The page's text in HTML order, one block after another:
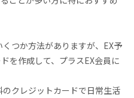
つか方法がありますが、EX予
を作成して、プラスEX会員に
クレジットカードで日常生活